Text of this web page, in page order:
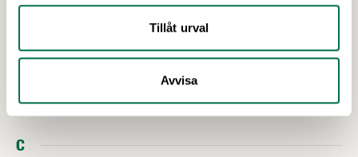
Tillåt urval
Avvisa
Avtalsrörelse
Allergener
Arbetsgivarfrågor
C